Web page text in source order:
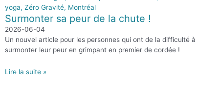
Surmonter sa peur de la chute !
2026-06-04
Un nouvel article pour les personnes qui ont de la difficulté à
surmonter leur peur en grimpant en premier de cordée !
Lire la suite »